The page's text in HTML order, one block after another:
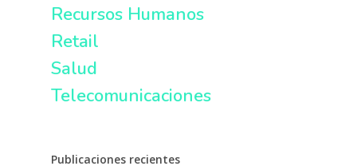
Recursos Humanos
Retail
Salud
Telecomunicaciones
Publicaciones recientes